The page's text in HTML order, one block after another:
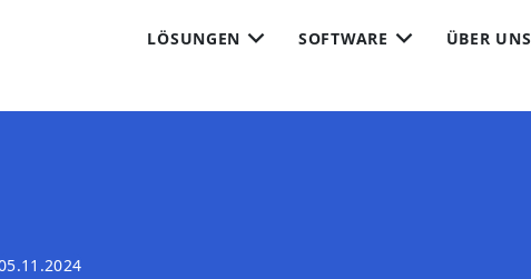
LÖSUNGEN SOFTWARE ÜBER UNS